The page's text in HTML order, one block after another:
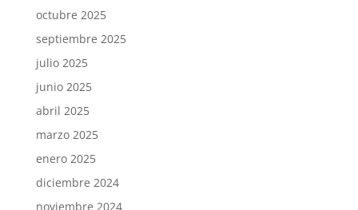
octubre 2025
septiembre 2025
julio 2025
junio 2025
abril 2025
marzo 2025
enero 2025
diciembre 2024
noviembre 2024